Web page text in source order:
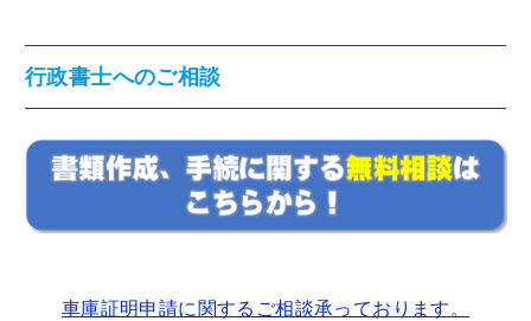
行政書士へのご相談
車庫証明申請に関するご相談承っております。